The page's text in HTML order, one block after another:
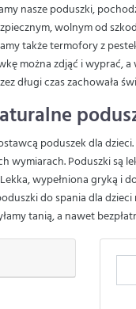
nasze poduszki,
wolnym od
także termofory z
można zdjąć i wyprać,
długi czas zachowała
poduszek dla
wymiarach. Poduszki są
wypełniona gryką i
do spania dla
tanią, a nawet